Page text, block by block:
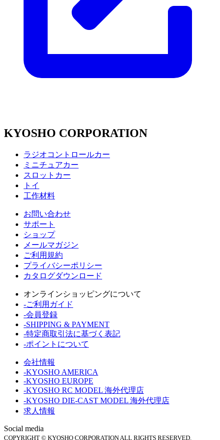
KYOSHO CORPORATION
ラジオコントロールカー
ミニチュアカー
スロットカー
トイ
工作材料
お問い合わせ
サポート
ショップ
メールマガジン
ご利用規約
プライバシーポリシー
カタログダウンロード
オンラインショッピングについて
-ご利用ガイド
-会員登録
-SHIPPING & PAYMENT
-特定商取引法に基づく表記
-ポイントについて
会社情報
-KYOSHO AMERICA
-KYOSHO EUROPE
-KYOSHO RC MODEL 海外代理店
-KYOSHO DIE-CAST MODEL 海外代理店
求人情報
Social media
COPYRIGHT © KYOSHO CORPORATION ALL RIGHTS RESERVED.